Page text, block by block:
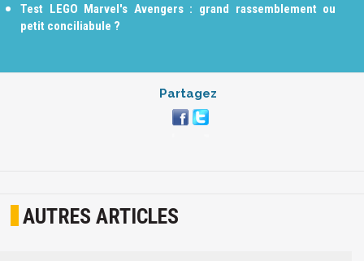
Test LEGO Marvel's Avengers : grand rassemblement ou
petit conciliabule ?
Partagez
AUTRES ARTICLES